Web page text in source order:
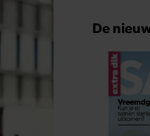
De